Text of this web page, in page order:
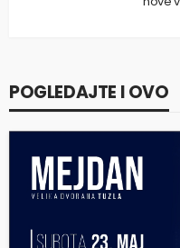
POGLEDAJTE I OVO